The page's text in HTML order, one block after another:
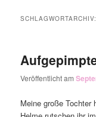
Veröffentlicht am
Meine große Tochter